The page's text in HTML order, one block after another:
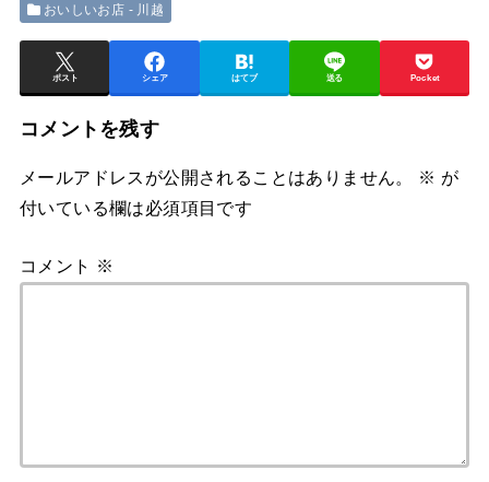
おいしいお店 - 川越
ポスト シェア はてブ 送る Pocket
コメントを残す
メールアドレスが公開されることはありません。 ※ が
付いている欄は必須項目です
コメント ※